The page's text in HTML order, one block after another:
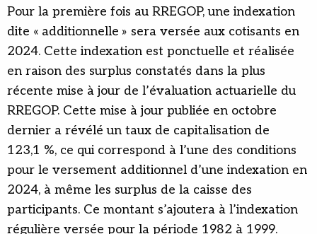
Pour la première fois au RREGOP, une indexation
dite « additionnelle » sera versée aux cotisants en
2024. Cette indexation est ponctuelle et réalisée
en raison des surplus constatés dans la plus
récente mise à jour de l’évaluation actuarielle du
RREGOP. Cette mise à jour publiée en octobre
dernier a révélé un taux de capitalisation de
123,1 %, ce qui correspond à l’une des conditions
pour le versement additionnel d’une indexation en
2024, à même les surplus de la caisse des
participants. Ce montant s’ajoutera à l’indexation
régulière versée pour la période 1982 à 1999.